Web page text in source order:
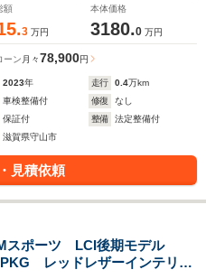
額
3 万円
本体価格
3180.0 万円
ーン 月々78,900円
2023年 走行 0.4万km
車検整備付 修復
なし
保証付 整備
法定整備付
滋賀県守山市
見積依頼
スポーツ LCI後期モデル
レッドレザーインテリ